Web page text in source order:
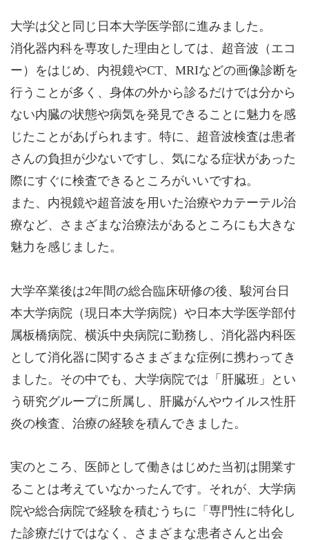
大学は父と同じ日本大学医学部に進みました。
消化器内科を専攻した理由としては、超音波（エコ
ー）をはじめ、内視鏡やCT、MRIなどの画像診断を
行うことが多く、身体の外から診るだけでは分から
ない内臓の状態や病気を発見できることに魅力を感
じたことがあげられます。特に、超音波検査は患者
さんの負担が少ないですし、気になる症状があった
際にすぐに検査できるところがいいですね。
また、内視鏡や超音波を用いた治療やカテーテル治
療など、さまざまな治療法があるところにも大きな
魅力を感じました。
大学卒業後は2年間の総合臨床研修の後、駿河台日
本大学病院（現日本大学病院）や日本大学医学部付
属板橋病院、横浜中央病院に勤務し、消化器内科医
として消化器に関するさまざまな症例に携わってき
ました。その中でも、大学病院では「肝臓班」とい
う研究グループに所属し、肝臓がんやウイルス性肝
炎の検査、治療の経験を積んできました。
実のところ、医師として働きはじめた当初は開業す
ることは考えていなかったんです。それが、大学病
院や総合病院で経験を積むうちに「専門性に特化し
た診療だけではなく、さまざまな患者さんと出会